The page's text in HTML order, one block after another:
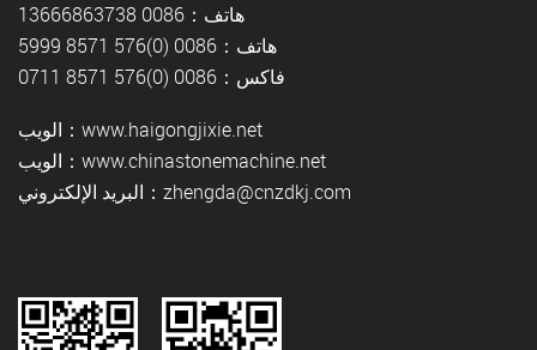
هاتف：0086 13666863738
هاتف：0086 (0)576 8571 5999
فاكس：0086 (0)576 8571 0711
الويب：www.haigongjixie.net
الويب：www.chinastonemachine.net
البريد الإلكتروني：zhengda@cnzdkj.com